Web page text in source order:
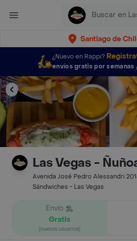
Santiago de
¿Nuevo en Rappi?
envíos gratis por semanas
Las Vegas -
Avenida José Pedro Alessandri
Sándwiches - Las Vegas
Envío
Gratis
(nuevos usuarios)